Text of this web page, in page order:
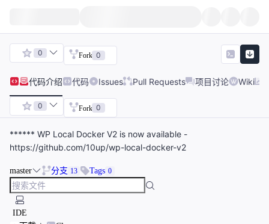
0 Fork 0
代码介绍 代码 Issues Pull Requests 项目讨论 Wiki
0 Fork 0
****** WP Local Docker V2 is now available -
https://github.com/10up/wp-local-docker-v2
master 分支 13 Tags 0
IDE